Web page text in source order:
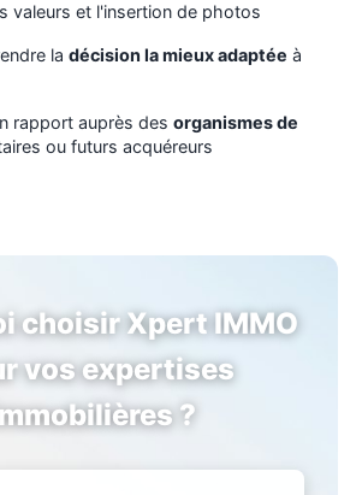
valeurs et l'insertion de photos
la décision la mieux adaptée à
rapport auprès des organismes de
ou futurs acquéreurs
choisir Xpert IMMO
vos expertises
?